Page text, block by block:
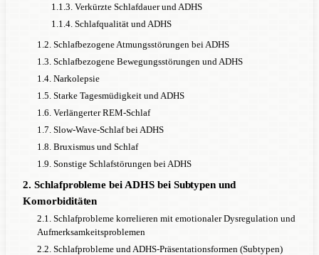
1.1.3. Verkürzte Schlafdauer und ADHS
1.1.4. Schlafqualität und ADHS
1.2. Schlafbezogene Atmungsstörungen bei ADHS
1.3. Schlafbezogene Bewegungsstörungen und ADHS
1.4. Narkolepsie
1.5. Starke Tagesmüdigkeit und ADHS
1.6. Verlängerter REM-Schlaf
1.7. Slow-Wave-Schlaf bei ADHS
1.8. Bruxismus und Schlaf
1.9. Sonstige Schlafstörungen bei ADHS
2. Schlafprobleme bei ADHS bei Subtypen und
Komorbiditäten
2.1. Schlafprobleme korrelieren mit emotionaler Dysregulation und
Aufmerksamkeitsproblemen
2.2. Schlafprobleme und ADHS-Präsentationsformen (Subtypen)